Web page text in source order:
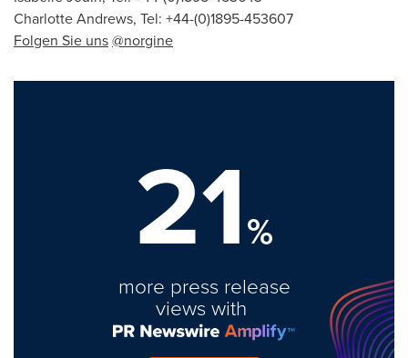
Charlotte Andrews, Tel: +44-(0)1895-453607
Folgen Sie uns@norgine
21%
more press release
views with